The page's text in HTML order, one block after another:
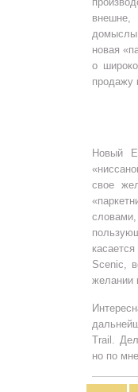
внешне,
домыслы
новая
о
продажу
Новый
свое
Scenic,
желании
Trail.
но по